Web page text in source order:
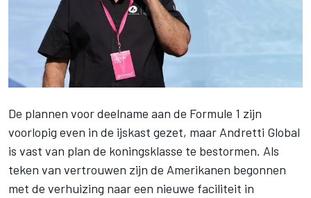
De plannen voor deelname aan de Formule 1 zijn
voorlopig even in de ijskast gezet, maar Andretti Global
is vast van plan de koningsklasse te bestormen. Als
teken van vertrouwen zijn de Amerikanen begonnen
met de verhuizing naar een nieuwe faciliteit in